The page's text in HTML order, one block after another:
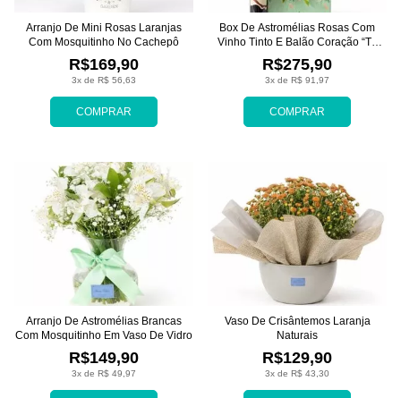
COMPRAR
3x de R$ 56,63
R$169,90
Arranjo De Mini Rosas Laranjas
Com Mosquitinho No Cachepô
COMPRAR
3x de R$ 91,97
R$275,90
Box De Astromélias Rosas Com
Vinho Tinto E Balão Coração “Te
Amo”
3x de R$ 49,97
R$149,90
Arranjo De Astromélias Brancas
Com Mosquitinho Em Vaso De Vidro
3x de R$ 43,30
R$129,90
Vaso De Crisântemos Laranja
Naturais